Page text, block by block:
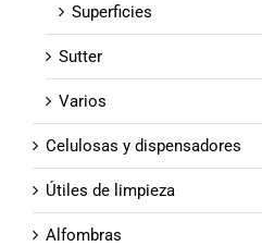
Superficies
Sutter
Varios
Celulosas y dispensadores
Útiles de limpieza
Alfombras